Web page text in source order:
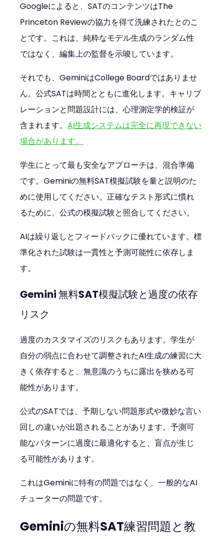
Googleによると、SATのコンテンツはThe
Princeton Reviewの協力を得て洗練されたとのこ
とです。これは、純粋なモデル生成のランダム性
ではなく、編集上の監督を示唆しています。
それでも、GeminiはCollege Boardではありませ
ん。公式SATは時間とともに進化します。キャリブ
レーションと問題設計には、心理測定学的検証が
含まれます。AI生成システムは完全に再現できない
場合があります。
学生にとって最も安全なアプローチは、混合準備
です。Geminiの無料SAT模擬試験を量と説明のた
めに使用してください。正確なテスト形式に慣れ
るために、公式の模擬試験と照合してください。
AIは繰り返しとフィードバックに優れています。標
準化された試験は一貫性と予測可能性に依存しま
す。
Gemini 無料SAT模擬試験と過度の依存
リスク
過度のカスタマイズのリスクもあります。学生が
自分の弱点に合わせて調整されたAI生成の練習に大
きく依存すると、無意識のうちに露出を狭める可
能性があります。
公式のSATでは、予期しない問題形式や微妙な言い
回しの違いが出題されることがあります。予測可
能なパターンに過度に最適化すると、盲点が生じ
る可能性があります。
これはGeminiに特有の問題ではなく、一般的なAI
チューターの問題です。
Geminiの無料SAT練習問題と教